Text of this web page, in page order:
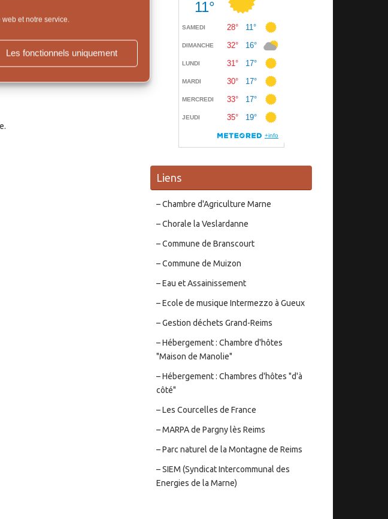
et notre service.
Les fonctionnels uniquement
Liens
– Chambre d'Agriculture Marne
– Chorale la Veslardanne
– Commune de Branscourt
– Commune de Muizon
– Eau et Assainissement
– Ecole de musique Intermezzo à Gueux
– Gestion déchets Grand-Reims
– Hébergement : Chambre d'hôtes
"Maison de Manolie"
– Hébergement : Chambres d'hôtes "d'à
côté"
– Les Courcelles de France
– MARPA de Pargny lès Reims
– Parc naturel de la Montagne de Reims
– SIEM (Syndicat Intercommunal des
Energies de la Marne)